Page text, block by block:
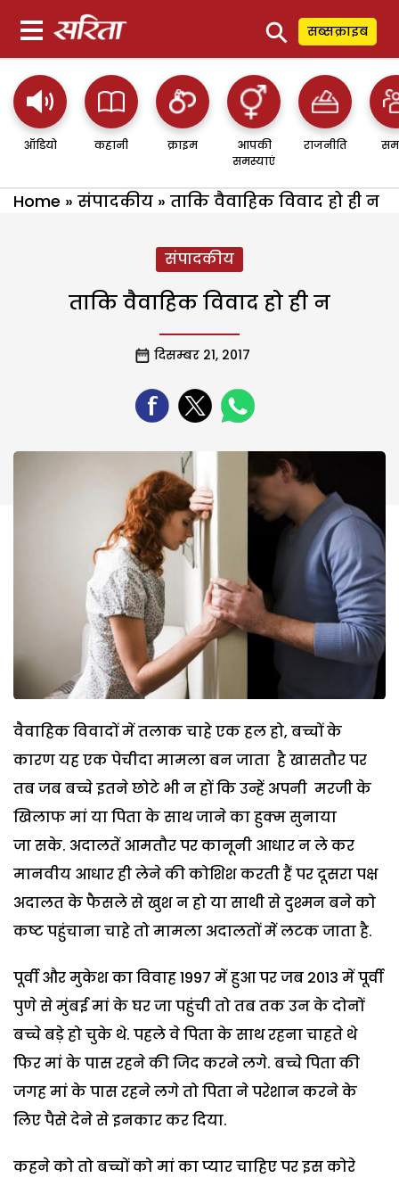
⚲ सब्सक्राइब
ऑडियो कहानी क्राइम
आपकी
समस्याएं
राजनीति
Home » संपादकीय » ताकि वैवाहिक विवाद हो ही न
संपादकीय
ताकि वैवाहिक विवाद हो ही न
दिसम्बर 21, 2017
वैवाहिक विवादों में तलाक चाहे एक हल हो, बच्चों के
कारण यह एक पेचीदा मामला बन जाता है खासतौर पर
तब जब बच्चे इतने छोटे भी न हों कि उन्हें अपनी मरजी के
खिलाफ मां या पिता के साथ जाने का हुक्म सुनाया
जा सके. अदालतें आमतौर पर कानूनी आधार न ले कर
मानवीय आधार ही लेने की कोशिश करती हैं पर दूसरा पक्ष
अदालत के फैसले से खुश न हो या साथी से दुश्मन बने को
कष्ट पहुंचाना चाहे तो मामला अदालतों में लटक जाता है.
पूर्वी और मुकेश का विवाह 1997 में हुआ पर जब 2013 में पूर्वी
पुणे से मुंबई मां के घर जा पहुंची तो तब तक उन के दोनों
बच्चे बड़े हो चुके थे. पहले वे पिता के साथ रहना चाहते थे
फिर मां के पास रहने की जिद करने लगे. बच्चे पिता की
जगह मां के पास रहने लगे तो पिता ने परेशान करने के
लिए पैसे देने से इनकार कर दिया.
कहने को तो बच्चों को मां का प्यार चाहिए पर इस कोरे